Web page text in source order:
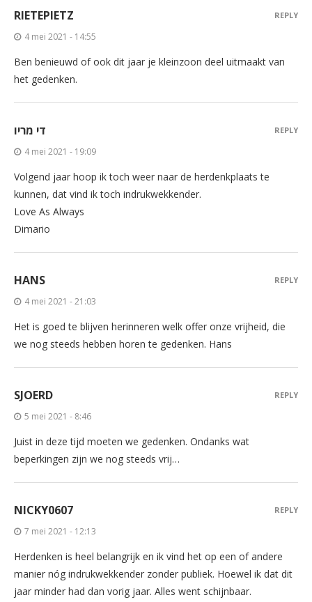
RIETEPIETZ
4 mei 2021 - 14:55
Ben benieuwd of ook dit jaar je kleinzoon deel uitmaakt van
het gedenken.
REPLY
די מריו
4 mei 2021 - 19:09
Volgend jaar hoop ik toch weer naar de herdenkplaats te
kunnen, dat vind ik toch indrukwekkender.
Love As Always
Dimario
REPLY
HANS
4 mei 2021 - 21:03
Het is goed te blijven herinneren welk offer onze vrijheid, die
we nog steeds hebben horen te gedenken. Hans
REPLY
SJOERD
5 mei 2021 - 8:46
Juist in deze tijd moeten we gedenken. Ondanks wat
beperkingen zijn we nog steeds vrij…
REPLY
NICKY0607
7 mei 2021 - 12:13
Herdenken is heel belangrijk en ik vind het op een of andere
manier nóg indrukwekkender zonder publiek. Hoewel ik dat dit
jaar minder had dan vorig jaar. Alles went schijnbaar.
REPLY